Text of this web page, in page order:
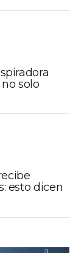
solo
esto dicen